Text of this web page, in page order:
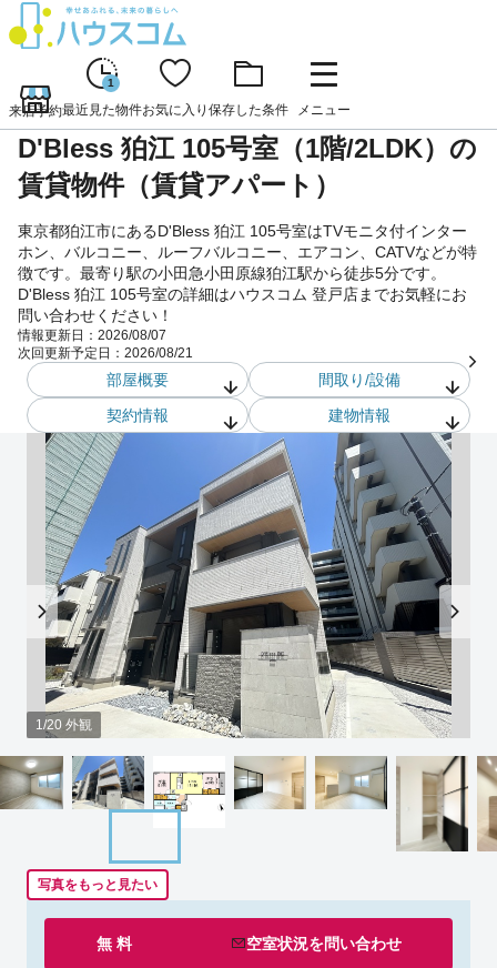
来店予約
1
最近見た物件お気に入り 保存した条件 メニュー
D'Bless 狛江 105号室（1階/2LDK）の
賃貸物件（賃貸アパート）
東京都狛江市にあるD'Bless 狛江 105号室はTVモニタ付インター
ホン、バルコニー、ルーフバルコニー、エアコン、CATVなどが特
徴です。最寄り駅の小田急小田原線狛江駅から徒歩5分です。
D'Bless 狛江 105号室の詳細はハウスコム 登戸店までお気軽にお
問い合わせください！
情報更新日： 2026/08/07
次回更新予定日： 2026/08/21
部屋概要
間取り/設備
契約情報
建物情報
1/20 外観
写真をもっと見たい
無 料 空室状況を問い合わせ